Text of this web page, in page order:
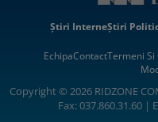
Știri InterneȘtiri
EchipaContactTermeni Si
Copyright © 2026 RIDZONE
Fax: 037.860.31.60 |